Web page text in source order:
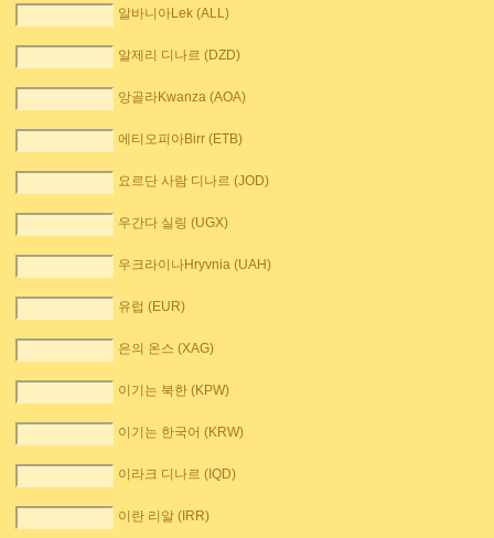
알바니아Lek (ALL)
알제리 디나르 (DZD)
앙골라Kwanza (AOA)
에티오피아Birr (ETB)
요르단 사람 디나르 (JOD)
우간다 실링 (UGX)
우크라이나Hryvnia (UAH)
유럽 (EUR)
은의 온스 (XAG)
이기는 북한 (KPW)
이기는 한국어 (KRW)
이라크 디나르 (IQD)
이란 리알 (IRR)